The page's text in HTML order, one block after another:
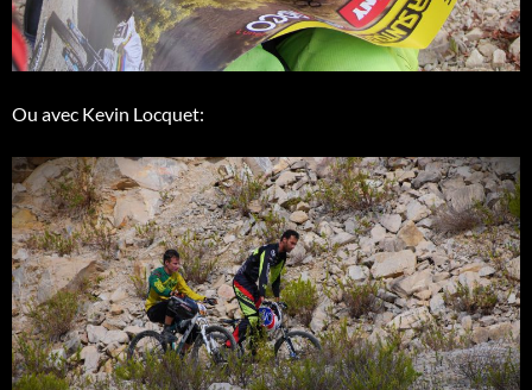
Ou avec Kevin Locquet: